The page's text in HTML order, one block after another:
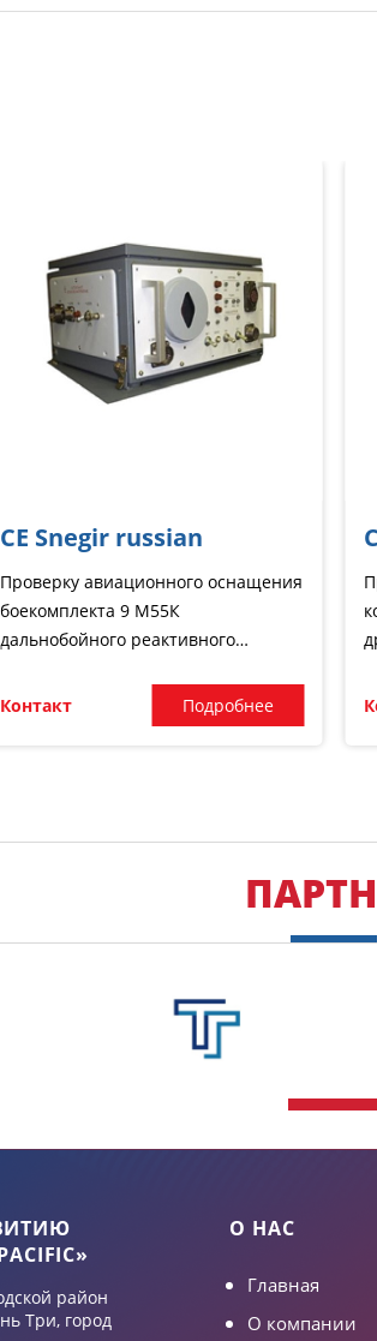
CE Snegir russian
Проверку авиационного оснащения
боекомплекта 9 М55К
дальнобойного реактивного
К58(РМ« Смерч») путем
периодического обслуживания
Контакт Подробнее
район
Три, город
О НАС
Главная
О компании